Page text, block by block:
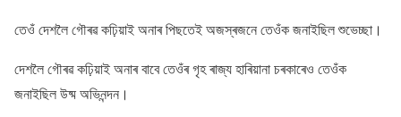
তেওঁ দেশলৈ গৌৰৱ কঢ়িয়াই অনাৰ পিছতেই অজস্ৰজনে তেওঁক জনাইছিল শুভেচ্ছা।
দেশলৈ গৌৰৱ কঢ়িয়াই অনাৰ বাবে তেওঁৰ গৃহ ৰাজ্য হাৰিয়ানা চৰকাৰেও তেওঁক
জনাইছিল উষ্ম অভিনন্দন।